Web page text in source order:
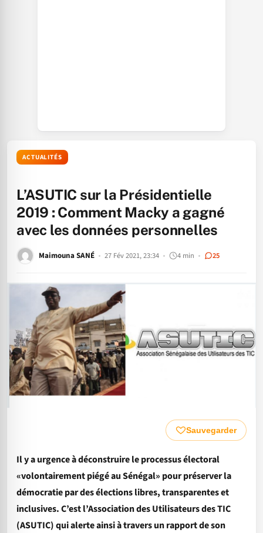
ACTUALITÉS
L’ASUTIC sur la Présidentielle
2019 : Comment Macky a gagné
avec les données personnelles
Maimouna SANÉ 27 Fév 2021, 23:34 4 min 25
Sauvegarder
Il y a urgence à déconstruire le processus électoral
«volontairement piégé au Sénégal» pour préserver la
démocratie par des élections libres, transparentes et
inclusives. C’est l’Association des Utilisateurs des TIC
(ASUTIC) qui alerte ainsi à travers un rapport de son